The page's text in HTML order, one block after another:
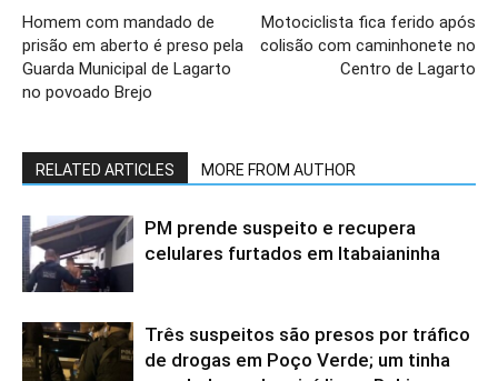
Homem com mandado de
prisão em aberto é preso pela
Guarda Municipal de Lagarto
no povoado Brejo
Motociclista fica ferido após
colisão com caminhonete no
Centro de Lagarto
RELATED ARTICLES MORE FROM AUTHOR
PM prende suspeito e recupera
celulares furtados em Itabaianinha
Três suspeitos são presos por tráfico
de drogas em Poço Verde; um tinha